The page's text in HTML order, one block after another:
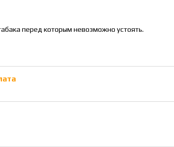
перед которым невозможно устоять.